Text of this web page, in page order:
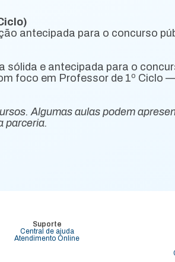
antecipada para o concurso
sólida e antecipada para o
foco em Professor de 1º Ciclo
Algumas aulas podem
parceria.
Suporte
Central de ajuda
Atendimento Online